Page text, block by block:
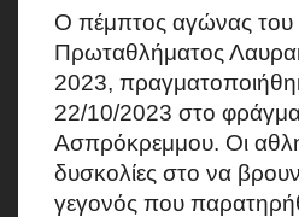
Ο πέμπτος αγώνας του
Πρωταθλήματος
2023,
22/10/2023 στο
Ασπρόκρεμμου. Οι
δυσκολίες στο να
γεγονός που